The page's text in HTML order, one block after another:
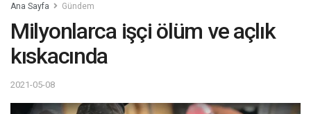
Ana Sayfa Gündem
Milyonlarca işçi ölüm ve açlık
kıskacında
2021-05-08